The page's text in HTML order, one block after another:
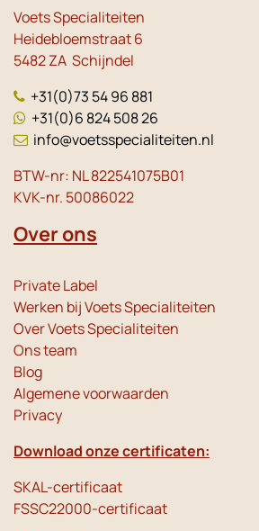
Voets Specialiteiten
Heidebloemstraat 6
5482 ZA Schijndel
+31(0)73 54 96 881
+31(0)6 824 508 26
info@voetsspecialiteiten.nl
BTW-nr: NL 822541075B01
KVK-nr. 50086022
Over ons
Private Label
Werken bij Voets Specialiteiten
Over Voets Specialiteiten
Ons team
Blog
Algemene voorwaarden
Privacy
Download onze certificaten:
SKAL-certificaat
FSSC22000-certificaat